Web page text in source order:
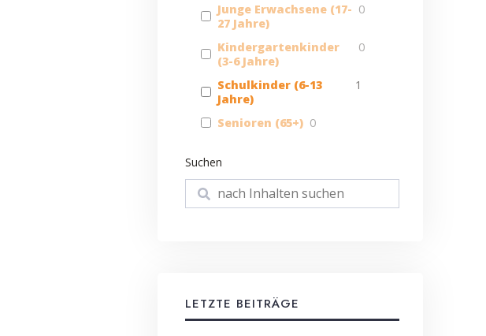
Junge Erwachsene (17-
27 Jahre)
0
Kindergartenkinder
(3-6 Jahre)
0
Schulkinder (6-13
Jahre)
1
Senioren (65+) 0
Suchen
Suchen
LETZTE BEITRÄGE